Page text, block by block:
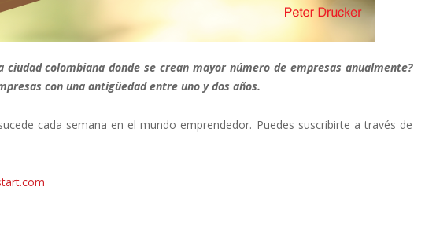
ciudad colombiana donde se crean mayor número de empresas anualmente?
con una antigüedad entre uno y dos años.
cada semana en el mundo emprendedor. Puedes suscribirte a través de